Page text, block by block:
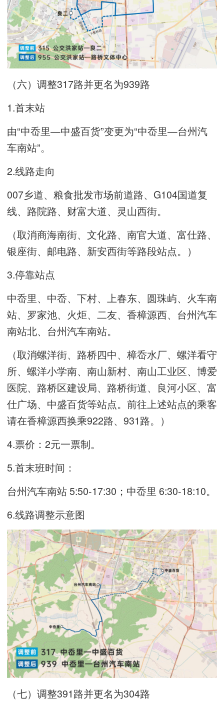
（六）调整317路并更名为939路
1.首末站
由“中岙里—中盛百货”变更为“中岙里—台州汽
车南站”。
2.线路走向
007乡道、粮食批发市场前道路、G104国道复
线、路院路、财富大道、灵山西街。
（取消商海南街、文化路、南官大道、富仕路、
银座街、邮电路、新安西街等路段站点。）
3.停靠站点
中岙里、中岙、下村、上春东、圆珠屿、火车南
站、罗家池、火炬、二友、香樟源西、台州汽车
南站北、台州汽车南站。
（取消螺洋街、路桥四中、樟岙水厂、螺洋看守
所、螺洋小学南、南山新村、南山工业区、博爱
医院、路桥区建设局、路桥街道、良河小区、富
仕广场、中盛百货等站点。前往上述站点的乘客
请在香樟源西换乘922路、931路。）
4.票价：2元一票制。
5.首末班时间：
台州汽车南站 5:50-17:30；中岙里 6:30-18:10。
6.线路调整示意图
（七）调整391路并更名为304路